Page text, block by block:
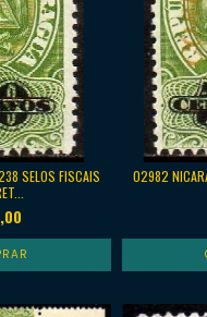
SELOS FISCAIS
02982